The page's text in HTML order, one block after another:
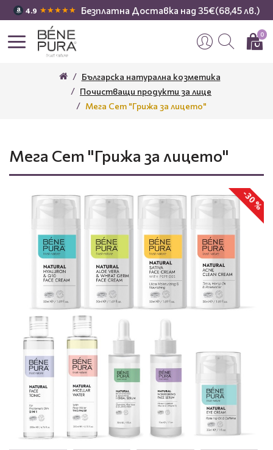
4.9 ★★★★★ Безплатна Доставка над 35€(68,45 лв.)
0
Българска натурална козметика
Почистващи продукти за лице
Мега Сет "Грижа за лицето"
Мега Сет "Грижа за лицето"
-30 %